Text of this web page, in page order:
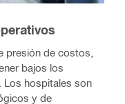
presión de costos,
bajos los
Los hospitales son
y de